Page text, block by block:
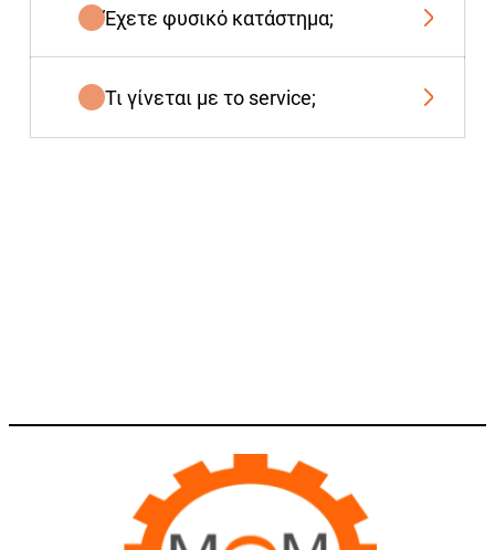
Έχετε φυσικό κατάστημα;
Τι γίνεται με το service;